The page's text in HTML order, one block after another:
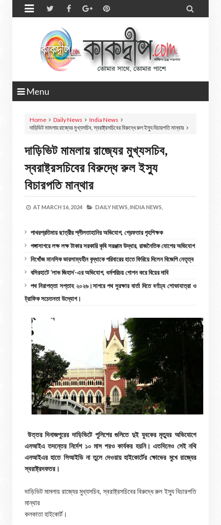
 
Menu
Home Daily News
India News
দাড়িভিট মামলায় রাজ্যের মুখ্যসচিব, স্বরাষ্ট্রসচিবের বিরুদ্ধে রুল ইস্যু বিচারপতি মান্থার
দাড়িভিট মামলায় রাজ্যের মুখ্যসচিব,
স্বরাষ্ট্রসচিবের বিরুদ্ধে রুল ইস্যু
বিচারপতি মান্থার
AT MARCH 16, 2024 DAILY NEWS, INDIA NEWS,
পাথরপ্রতিমায় ছাত্রীর শ্লীলতাহানির অভিযোগ, গ্রেফতার গৃহশিক্ষক
গঙ্গাসাগরে লক্ষ লক্ষ টাকার সরকারি কৃষি সরঞ্জাম উদ্ধার, রাজনৈতিক যোগের অভিযোগ
নিখোঁজ মানসিক ভারসাম্যহীন বৃদ্ধাকে পরিবারের হাতে ফিরিয়ে দিলেন বিজেপি নেতৃত্ব
বসিরহাটে ‘লাভ জিহাদ’-এর অভিযোগ, ধর্মপরিচয় গোপন করে বিয়ের দাবি
পথ নিরাপত্তা সপ্তাহ ২০২৬।সাগরে পথ সুরক্ষার বার্তা দিতে বর্ণাঢ্য শোভাযাত্রা ও
ট্রাফিক সচেতনতা উদ্যোগ।
উত্তর দিনাজপুরের দাড়িভিটে পুলিশের গুলিতে দুই যুবকের মৃত্যুর অভিযোগে
এনআইএ তদন্তের নির্দেশ ১০ মাস পরও কার্যকর হয়নি। এতদিনেও সেই নথি
এনআইএর হাতে সিআইডি না তুলে দেওয়ায় হাইকোর্টের ক্ষোভের মুখে রাজ্যের
স্বরাষ্ট্রদফতর।
দাড়িভিট মামলায় রাজ্যের মুখ্যসচিব, স্বরাষ্ট্রসচিবের বিরুদ্ধে রুল ইস্যু বিচারপতি
মান্থার
কলকাতা হাইকোর্ট।